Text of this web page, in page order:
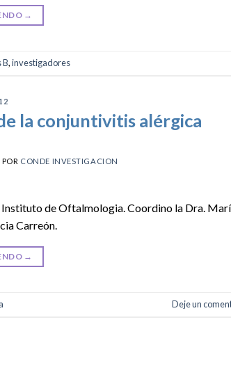
→
B,investigadores
la conjuntivitis alérgica
POR CONDE INVESTIGACION
Instituto de Oftalmologia. Coordino la Dra.
Carreón.
→
Deje un